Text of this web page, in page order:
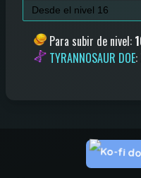
Para subir de nivel:
TYRANNOSAUR DOE: